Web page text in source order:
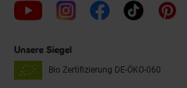
Unsere Siegel
Bio Zertifizierung DE-ÖKO-060